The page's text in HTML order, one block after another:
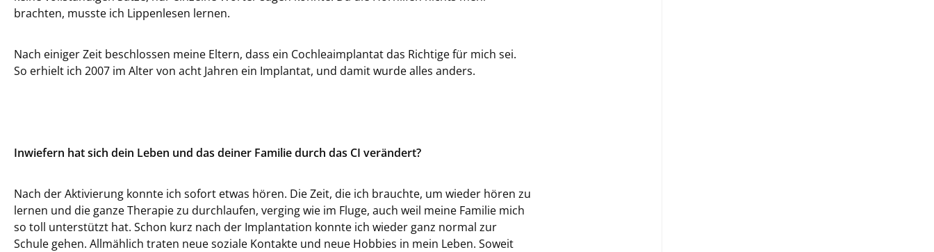
brachten, musste ich Lippenlesen lernen.
Nach einiger Zeit beschlossen meine Eltern, dass ein Cochleaimplantat das Richtige für mich sei.
So erhielt ich 2007 im Alter von acht Jahren ein Implantat, und damit wurde alles anders.
Inwiefern hat sich dein Leben und das deiner Familie durch das CI verändert?
Nach der Aktivierung konnte ich sofort etwas hören. Die Zeit, die ich brauchte, um wieder hören zu
lernen und die ganze Therapie zu durchlaufen, verging wie im Fluge, auch weil meine Familie mich
so toll unterstützt hat. Schon kurz nach der Implantation konnte ich wieder ganz normal zur
Schule gehen. Allmählich traten neue soziale Kontakte und neue Hobbies in mein Leben. Soweit